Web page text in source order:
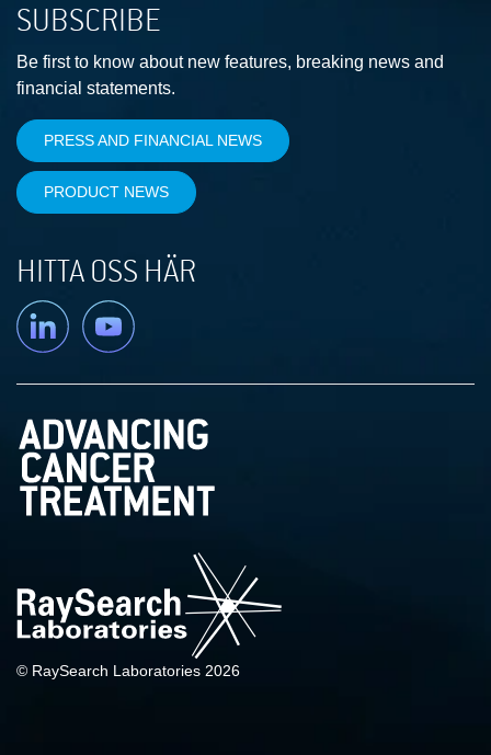
SUBSCRIBE
Be first to know about new features, breaking news and
financial statements.
PRESS AND FINANCIAL NEWS
PRODUCT NEWS
HITTA OSS HÄR
Linkedin YouTube
© RaySearch Laboratories 2026